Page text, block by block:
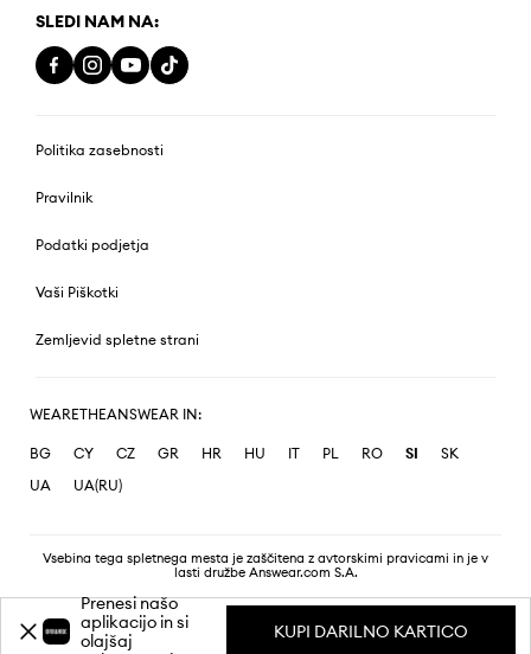
SLEDI NAM NA:
Politika zasebnosti
Pravilnik
Podatki podjetja
Vaši Piškotki
Zemljevid spletne strani
WEARETHEANSWEAR IN:
BG CY CZ GR HR HU IT PL RO SI
SK
UA
UA(RU)
Vsebina tega spletnega mesta je zaščitena z avtorskimi pravicami in je v
lasti družbe Answear.com S.A.
Prenesi našo
aplikacijo in si
olajšaj
KUPI DARILNO KARTICO